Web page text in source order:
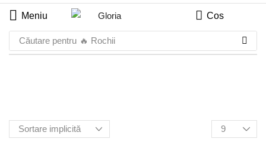
Meniu Cos
Căutare pentru 🔥 Rochii